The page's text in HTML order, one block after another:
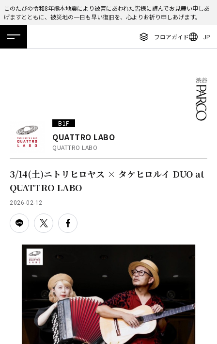
このたびの令和8年熊本地震により被害にあわれた皆様に謹んでお見舞い申しあ
げますとともに、被災地の一日も早い復旧を、心よりお祈り申しあげます。
フロアガイド JP
ホーム 特集 ニュース イベント アクセス
ニュース
TAX FREE
DELIVERY SERVICES
PARCOメンバーズ
オンラインストア
リクルート
ENGLISH
繁体字
日本語
B1F
QUATTRO LABO
QUATTRO LABO
3/14(土)ニトリヒロヤス × タケヒロルイ DUO at
QUATTRO LABO
2026-02-12